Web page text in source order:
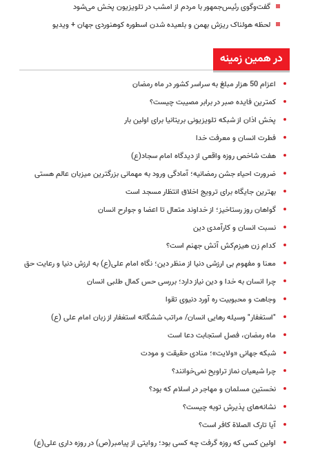
گفت‌وگوی رئیس‌جمهور با مردم از امشب در تلویزیون پخش می‌شود
لحظه هولناک ریزش بهمن و بلعیده شدن اسطوره کوهنوردی جهان + ویدیو
در همین زمینه
اعزام 50 هزار مبلغ به سراسر کشور در ماه رمضان
کمترین فایده صبر در برابر مصیبت چیست؟
پخش اذان از شبکه تلویزیونی بریتانیا برای اولین بار
فطرت انسان و معرفت خدا
هفت شاخص روزه واقعی از دیدگاه امام سجاد(ع)
ضرورت احیاء جشن رمضانیه؛ آمادگی ورود به مهمانی بزرگترین میزبان عالم هستی
بهترین جایگاه برای ترویج اخلاق انتظار مسجد است
گواهان روز رستاخیز؛ از خداوند متعال تا اعضا و جوارح انسان
نسبت انسان و کارآمدی دین
کدام زن هیزم‌کش آتش جهنم است؟
معنا و مفهوم بی ارزشی دنیا از منظر دین؛ نگاه امام علی(ع) به ارزش دنیا و رعایت حق
چرا انسان به خدا و دین نیاز دارد؛ بررسی حس کمال طلبی انسان
وجاهت و محبوبیت ره آورد دنیوی تقوا
"استغفار" وسیله رهایی انسان/ مراتب ششگانه استغفار از زبان امام علی (ع)
ماه رمضان، فصل استجابت دعا است
شبکه جهانی «ولایت»؛ منادی حقیقت و مودت
چرا شیعیان نماز تراویح نمی‌خوانند؟
نخستین مسلمان و مهاجر در اسلام که بود؟
نشانه‌های پذیرش توبه چیست؟
آیا تارک الصلاة کافر است؟
اولین کسی که روزه گرفت چه کسی بود؛ روایتی از پیامبر(ص) در روزه داری علی(ع)